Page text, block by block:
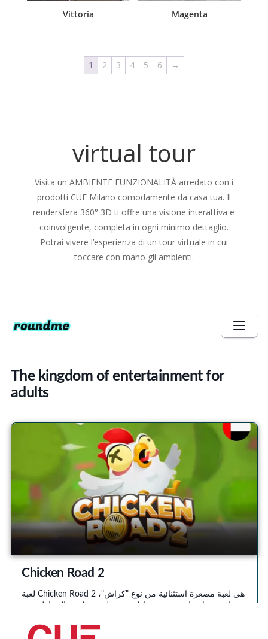
Vittoria Magenta
1 2 3 4 5 6 →
virtual tour
Visita un AMBIENTE FUNZIONALITÀ arredato con i
prodotti CUF Milano comodamente da casa tua. Il
rendersfera 360° 3D ti offre una visione interattiva e
coinvolgente, completa in ogni minimo dettaglio.
Potrai vivere l’esperienza di un tour virtuale in cui
toccare con mano gli ambienti.